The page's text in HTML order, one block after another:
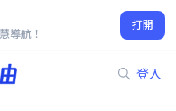
導航！
打開
登入